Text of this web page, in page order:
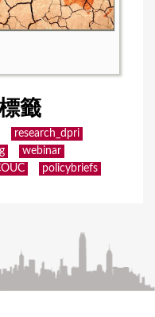
籤
research_dpri
webinar
policybriefs